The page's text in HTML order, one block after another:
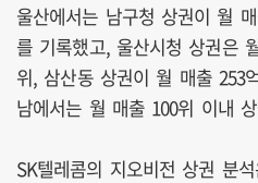
울산에서는 남구청 상권이 월
를 기록했고, 울산시청 상권은
위, 삼산동 상권이 월 매출 253
남에서는 월 매출 100위 이내
SK텔레콤의 지오비전 상권 분